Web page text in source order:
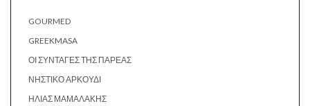
GOURMED
GREEKMASA
ΟΙ ΣΥΝΤΑΓΈΣ ΤΗΣ ΠΑΡΈΑΣ
ΝΗΣΤΙΚΌ ΑΡΚΟΎΔΙ
ΗΛΊΑΣ ΜΑΜΑΛΆΚΗΣ